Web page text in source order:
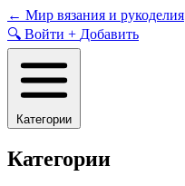
Skip
to
content
← Мир вязания и рукоделия
🔍 Войти + Добавить
Категории
Категории